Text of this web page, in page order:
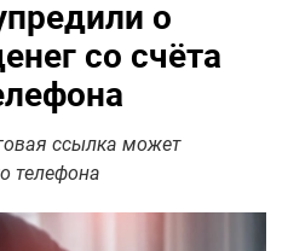
о
со счёта
ссылка может
телефона